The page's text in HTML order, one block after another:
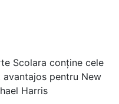
Scolara conține cele
pentru New
Harris